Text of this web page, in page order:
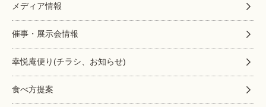
メディア情報
催事・展示会情報
幸悦庵便り(チラシ、お知らせ)
食べ方提案